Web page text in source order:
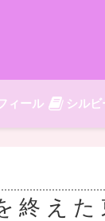
ィール シルビー
終えた